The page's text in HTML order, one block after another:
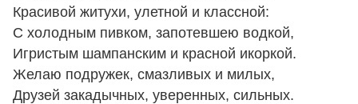
Красивой житухи, улетной и классной:
С холодным пивком, запотевшею водкой,
Игристым шампанским и красной икоркой.
Желаю подружек, смазливых и милых,
Друзей закадычных, уверенных, сильных.